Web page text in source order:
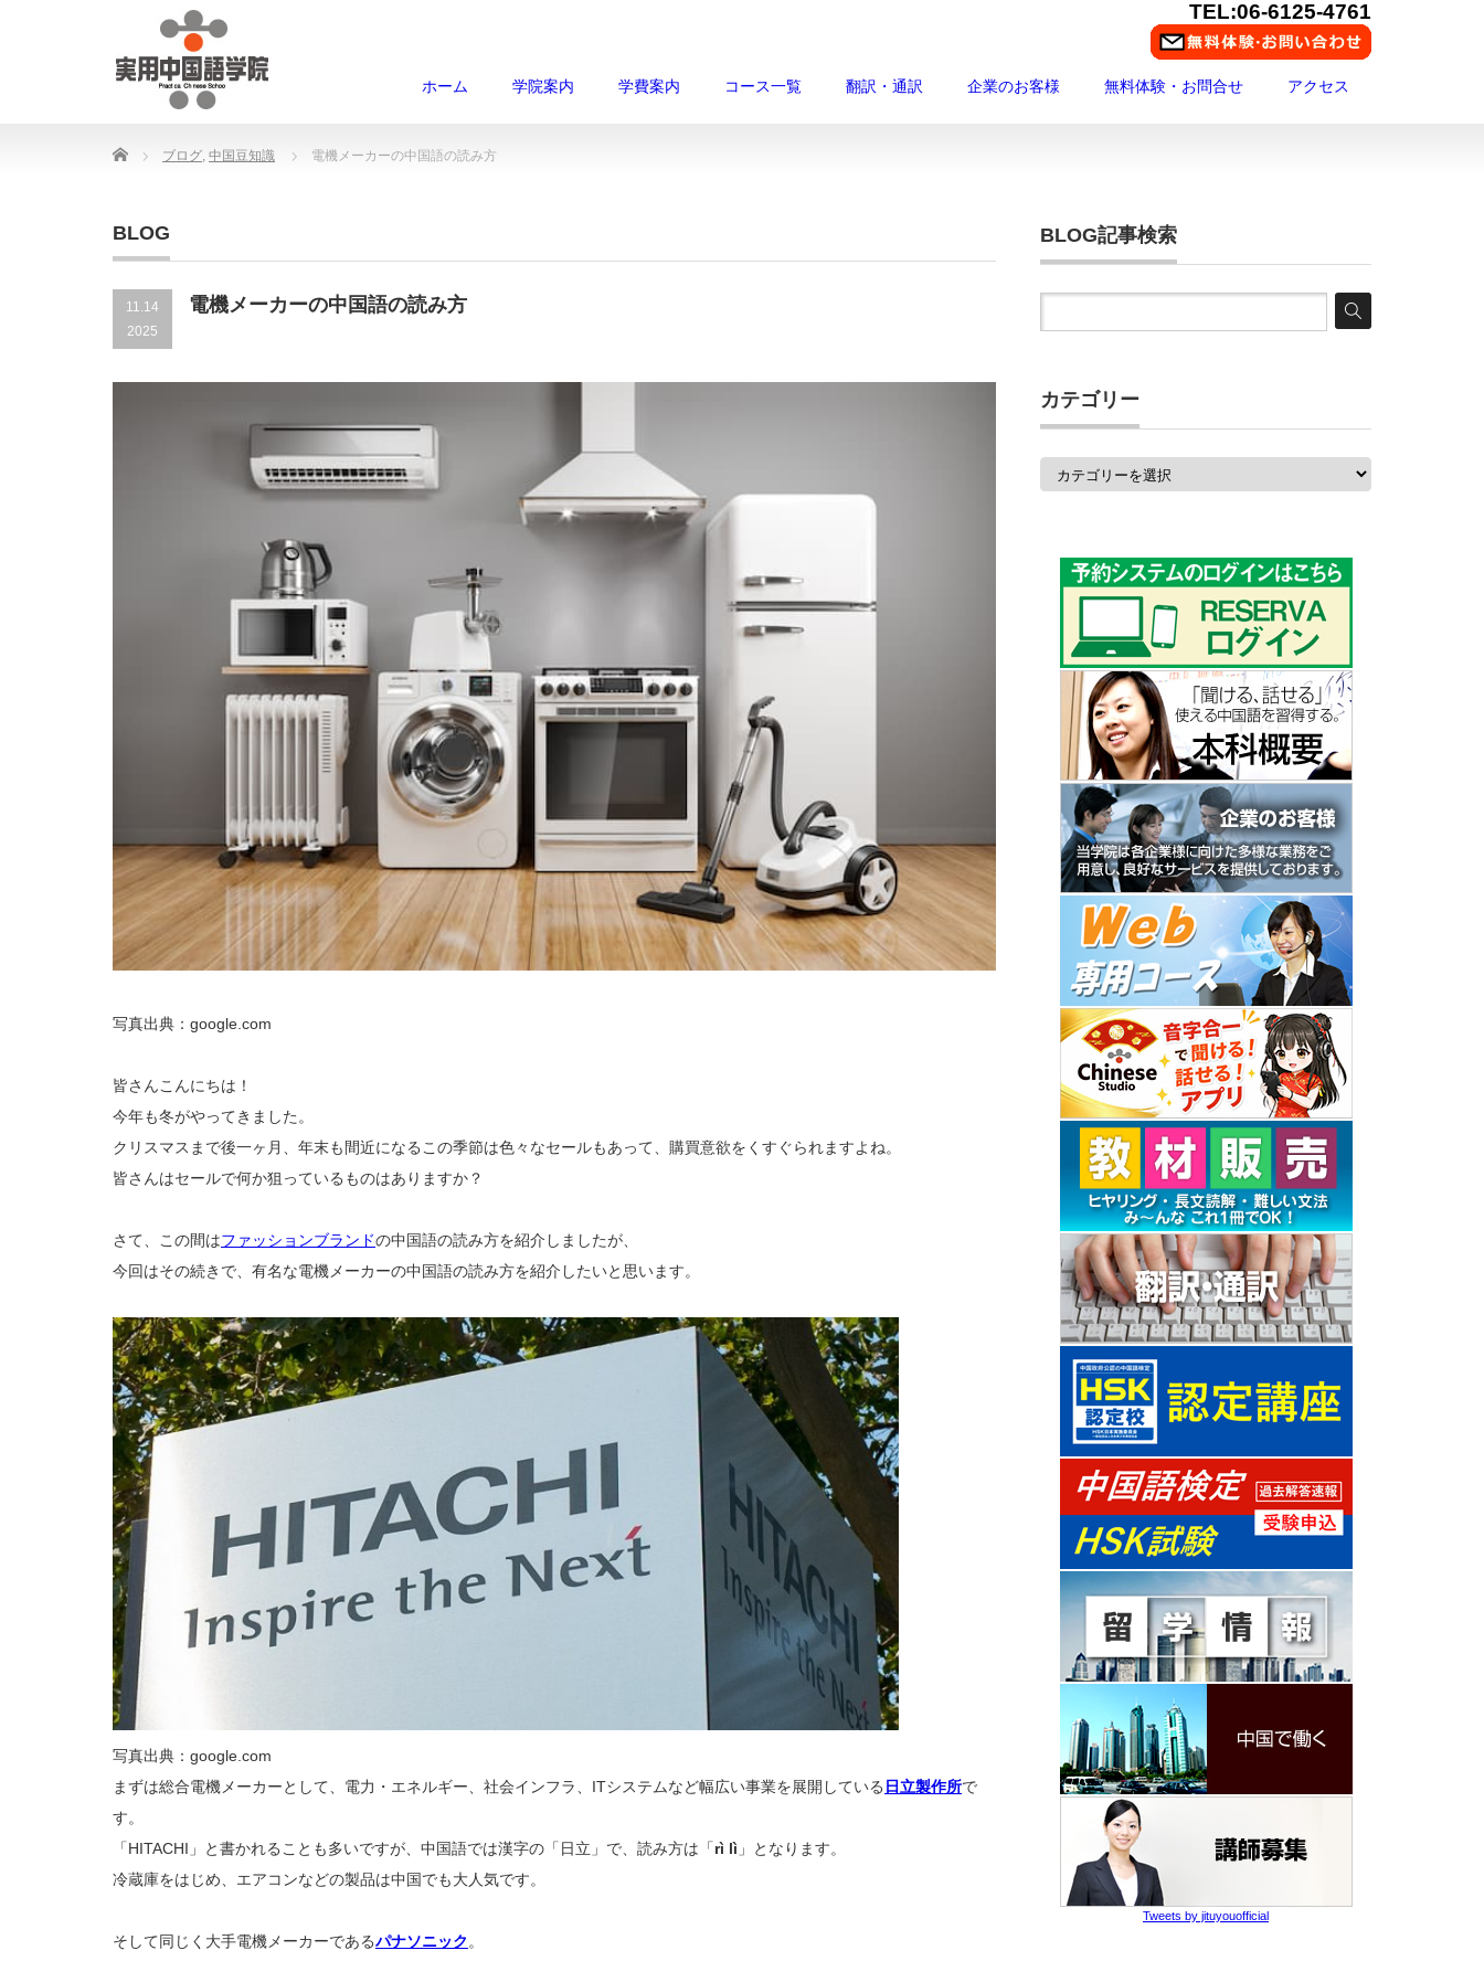
TEL:06-6125-4761
ホーム 学院案内 学費案内 コース一覧 翻訳・通訳 企業のお客様 無料体験・お問合せ アクセス
Home ブログ, 中国豆知識 電機メーカーの中国語の読み方
BLOG
11.14
2025
電機メーカーの中国語の読み方
写真出典：google.com
皆さんこんにちは！
今年も冬がやってきました。
クリスマスまで後一ヶ月、年末も間近になるこの季節は色々なセールもあって、購買意欲をくすぐられますよね。
皆さんはセールで何か狙っているものはありますか？
さて、この間はファッションブランドの中国語の読み方を紹介しましたが、
今回はその続きで、有名な電機メーカーの中国語の読み方を紹介したいと思います。
写真出典：google.com
まずは総合電機メーカーとして、電力・エネルギー、社会インフラ、ITシステムなど幅広い事業を展開している 日立製作所で
す。
「HITACHI」と書かれることも多いですが、中国語では漢字の「日立」で、読み方は「rì lì 」となります。
冷蔵庫をはじめ、エアコンなどの製品は中国でも大人気です。
そして同じく大手電機メーカーであるパナソニック 。
BLOG記事検索
カテゴリー
カ
Tweets by jituyouofficial